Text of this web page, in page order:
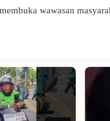
wawasan